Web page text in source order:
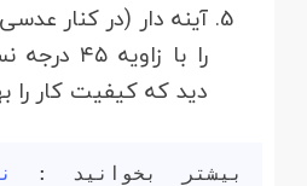
آینه دار (در کنار
را با
دید که کیفیت کار را
بیشتر بخوانید :